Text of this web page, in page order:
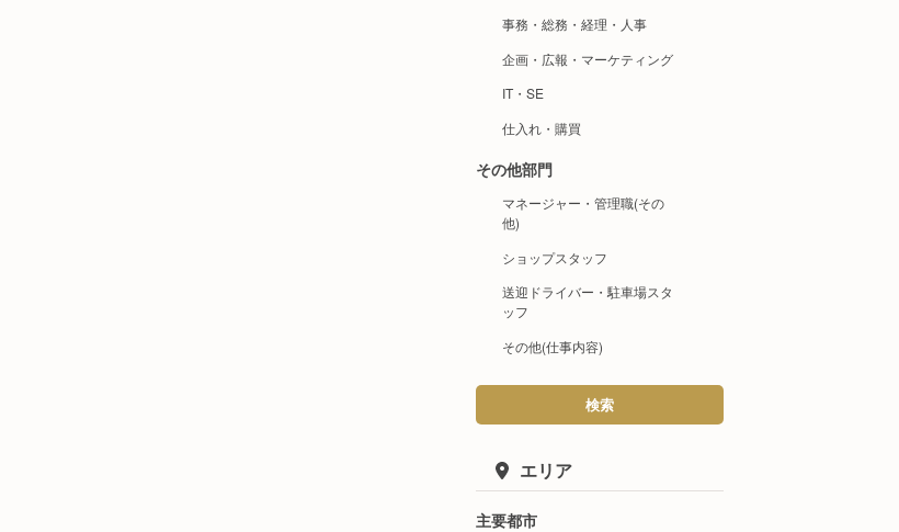
事務・総務・経理・人事
企画・広報・マーケティング
IT・SE
仕入れ・購買
その他部門
マネージャー・管理職(その
他)
ショップスタッフ
送迎ドライバー・駐車場スタ
ッフ
その他(仕事内容)
検索
エリア
主要都市